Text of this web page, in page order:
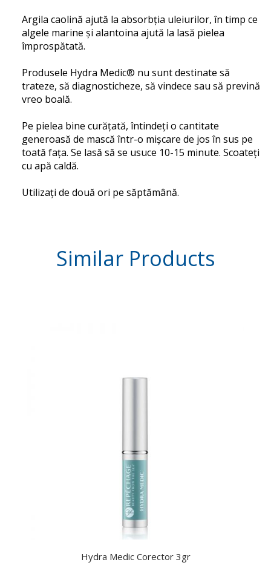
Argila caolină ajută la absorbția uleiurilor, în timp ce
algele marine și alantoina ajută la lasă pielea
împrospătată.
Produsele Hydra Medic® nu sunt destinate să
trateze, să diagnosticheze, să vindece sau să prevină
vreo boală.
Pe pielea bine curățată, întindeți o cantitate
generoasă de mască într-o mișcare de jos în sus pe
toată fața. Se lasă să se usuce 10-15 minute. Scoateți
cu apă caldă.
Utilizați de două ori pe săptămână.
Similar Products
Hydra Medic Corector 3gr